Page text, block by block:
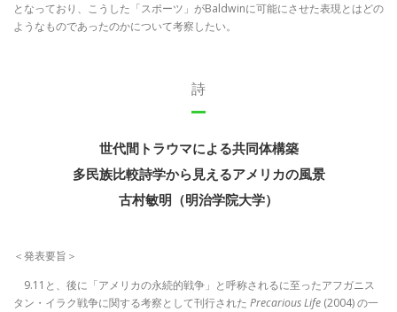
となっており、こうした「スポーツ」がBaldwinに可能にさせた表現とはどの
ようなものであったのかについて考察したい。
詩
世代間トラウマによる共同体構築
多民族比較詩学から見えるアメリカの風景
古村敏明（明治学院大学）
＜発表要旨＞
9.11と、後に「アメリカの永続的戦争」と呼称されるに至ったアフガニス
タン・イラク戦争に関する考察として刊行された Precarious Life (2004) の一